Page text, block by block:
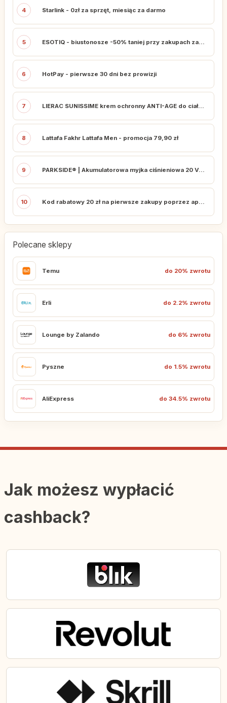
4 Starlink - 0zł za sprzęt, miesiąc za darmo
5 ESOTIQ - biustonosze -50% taniej przy zakupach za min. 379 zł
6 HotPay - pierwsze 30 dni bez prowizji
7 LIERAC SUNISSIME krem ochronny ANTI-AGE do ciała SPF 50 150 ML
8 Lattafa Fakhr Lattafa Men - promocja 79,90 zł
9 PARKSIDE® | Akumulatorowa myjka ciśnieniowa 20 V, PDRA 20–Li D4 (bez akumulatora i ładowarki) - Lidl
10 Kod rabatowy 20 zł na pierwsze zakupy poprzez aplikację
Polecane sklepy
Temu do 20% zwrotu
Erli do 2.2% zwrotu
Lounge by Zalando do 6% zwrotu
Pyszne do 1.5% zwrotu
AliExpress do 34.5% zwrotu
Jak możesz wypłacić
cashback?